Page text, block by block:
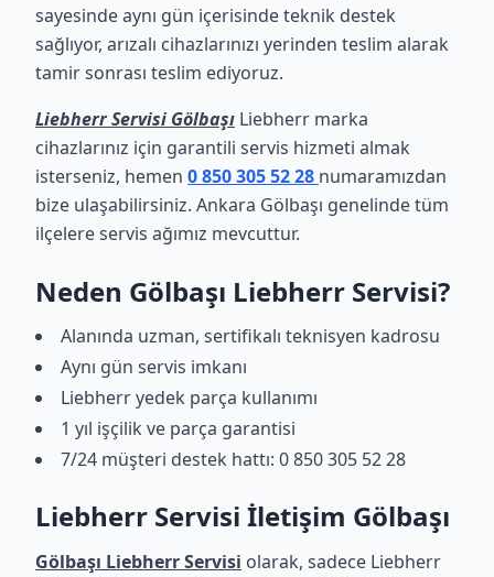
sayesinde aynı gün içerisinde teknik destek
sağlıyor, arızalı cihazlarınızı yerinden teslim alarak
tamir sonrası teslim ediyoruz.
Liebherr Servisi Gölbaşı Liebherr marka
cihazlarınız için garantili servis hizmeti almak
isterseniz, hemen 0 850 305 52 28 numaramızdan
bize ulaşabilirsiniz. Ankara Gölbaşı genelinde tüm
ilçelere servis ağımız mevcuttur.
Neden Gölbaşı Liebherr Servisi?
Alanında uzman, sertifikalı teknisyen kadrosu
Aynı gün servis imkanı
Liebherr yedek parça kullanımı
1 yıl işçilik ve parça garantisi
7/24 müşteri destek hattı: 0 850 305 52 28
Liebherr Servisi İletişim Gölbaşı
Gölbaşı Liebherr Servisi olarak, sadece Liebherr